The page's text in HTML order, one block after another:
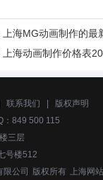
上海MG动画制作的最
上海动画制作价格表
联系我们
版权声明
849 500 115
三层
号楼512
限公司 版权所有 上海网